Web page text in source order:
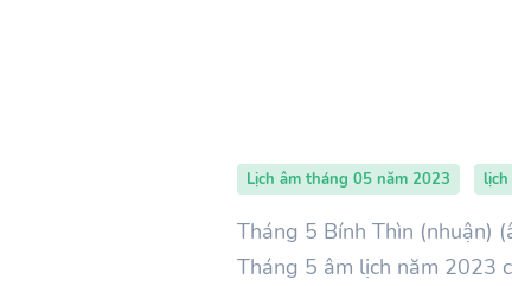
Lịch âm tháng 05 năm 2023
Tháng 5 Bính Thìn (nhuận)
Tháng 5 âm lịch năm 2023